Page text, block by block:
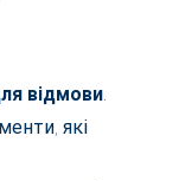
відмови.
які